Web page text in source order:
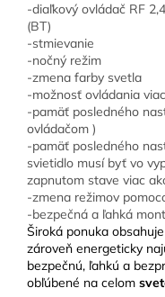
-diaľkový ovládač RF
(BT)
-stmievanie
-nočný režim
-zmena farby svetla
-možnosť ovládania
-pamäť posledného
ovládačom )
-pamäť posledného
svietidlo musí byť vo
zapnutom stave viac
-zmena režimov
-bezpečná a ľahká
Široká ponuka obsahuje
zároveň energeticky
bezpečnú, ľahkú a
obľúbené na celom